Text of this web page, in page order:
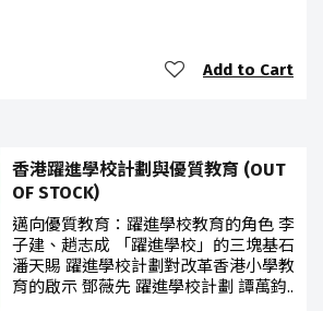
Add to Cart
香港躍進學校計劃與優質教育 (OUT
OF STOCK)
邁向優質教育：躍進學校教育的角色 李
子建、趙志成 「躍進學校」的三塊基石
潘天賜 躍進學校計劃對改革香港小學教
育的啟示 鄧薇先 躍進學校計劃 譚萬鈞..